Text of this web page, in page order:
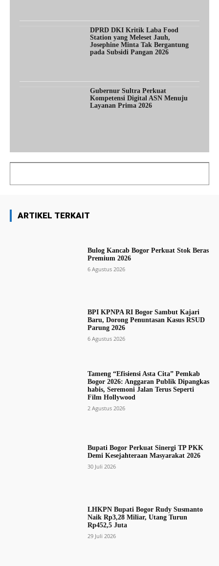
DPRD DKI Kritik Laba Food
Station yang Meleset Jauh,
Josephine Minta Tak Bergantung
pada Subsidi Pangan 2026
Gubernur Sultra Perkuat
Kompetensi Digital ASN Menuju
Layanan Prima 2026
ARTIKEL TERKAIT
Bulog Kancab Bogor Perkuat Stok Beras
Premium 2026
6 Agustus 2026
BPI KPNPA RI Bogor Sambut Kajari
Baru, Dorong Penuntasan Kasus RSUD
Parung 2026
6 Agustus 2026
Tameng “Efisiensi Asta Cita” Pemkab
Bogor 2026: Anggaran Publik Dipangkas
habis, Seremoni Jalan Terus Seperti
Film Hollywood
2 Agustus 2026
Bupati Bogor Perkuat Sinergi TP PKK
Demi Kesejahteraan Masyarakat 2026
30 Juli 2026
LHKPN Bupati Bogor Rudy Susmanto
Naik Rp3,28 Miliar, Utang Turun
Rp452,5 Juta
29 Juli 2026